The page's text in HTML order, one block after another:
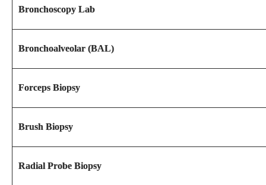
Bronchoscopy Lab
Bronchoalveolar (BAL)
Forceps Biopsy
Brush Biopsy
Radial Probe Biopsy